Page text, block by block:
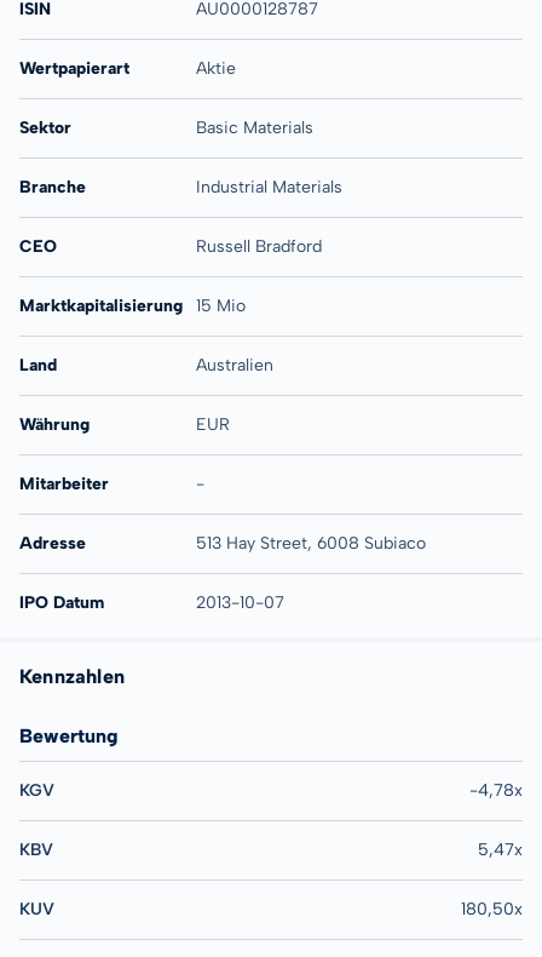
ISIN AU0000128787
Wertpapierart Aktie
Sektor Basic Materials
Branche Industrial Materials
CEO Russell Bradford
Marktkapitalisierung 15 Mio
Land Australien
Währung EUR
Mitarbeiter -
Adresse 513 Hay Street, 6008 Subiaco
IPO Datum 2013-10-07
Kennzahlen
Bewertung
KGV -4,78x
KBV 5,47x
KUV 180,50x